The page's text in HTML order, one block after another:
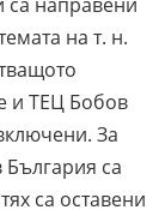
на т. н.
и ТЕЦ Бобов
За
са
са оставени